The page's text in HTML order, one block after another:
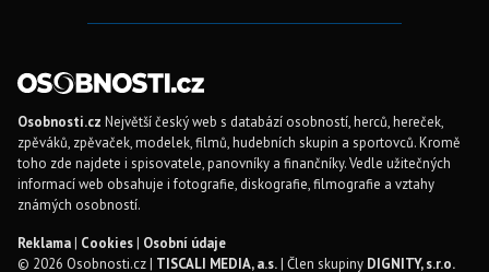
Osobnosti.cz Největší český web s databází osobností, herců, hereček,
zpěváků, zpěvaček, modelek, filmů, hudebních skupin a sportovců. Kromě
toho zde najdete i spisovatele, panovníky a finančníky. Vedle užitečných
informací web obsahuje i fotografie, diskografie, filmografie a vztahy
známých osobností.
Reklama| Cookies| Osobní údaje
© 2026 Osobnosti.cz | TISCALI MEDIA, a.s.| Člen skupiny DIGNITY, s.r.o.